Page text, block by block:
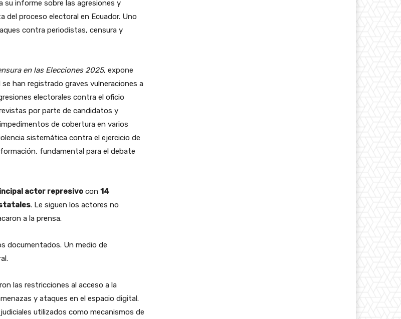
su informe sobre las agresiones y
del proceso electoral en Ecuador. Uno
contra periodistas, censura y
en las Elecciones 2025, expone
han registrado graves vulneraciones a
electorales contra el oficio
por parte de candidatos y
de cobertura en varios
sistemática contra el ejercicio de
fundamental para el debate
actor represivo con 14
. Le siguen los actores no
a la prensa.
documentados. Un medio de
las restricciones al acceso a la
y ataques en el espacio digital.
utilizados como mecanismos de